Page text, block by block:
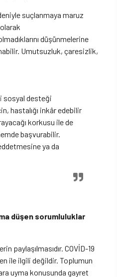
suçlanmaya maruz
düşünmelerine
Umutsuzluk, çaresizlik,
sosyal desteği
hastalığı inkâr edebilir
korkusu ile de
başvurabilir.
ya da
düşen sorumluluklar
paylaşılmasıdır. COVİD-19
ile ilgili değildir. Toplumun
uyma konusunda gayret